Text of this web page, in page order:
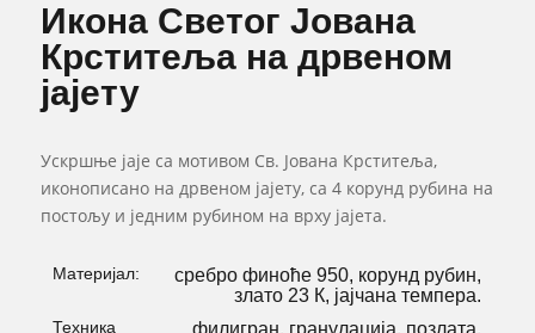
Икона Светог Јована
Крститеља на дрвеном
јајету
Ускршње јаје са мотивом Св. Јована Крститеља,
иконописано на дрвеном јајету, са 4 корунд рубина на
постољу и једним рубином на врху јајета.
Материјал:
сребро финоће 950, корунд рубин,
злато 23 К, јајчана темпера.
Техника